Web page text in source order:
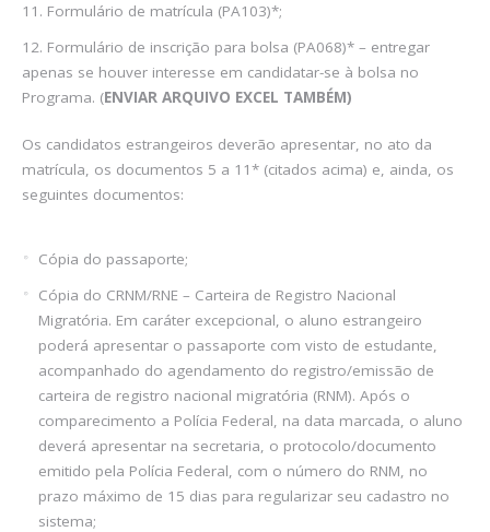
Formulário de matrícula (PA103)*;
Formulário de inscrição para bolsa (PA068)* – entregar
apenas se houver interesse em candidatar-se à bolsa no
Programa. (ENVIAR ARQUIVO EXCEL TAMBÉM)
Os candidatos estrangeiros deverão apresentar, no ato da
matrícula, os documentos 5 a 11* (citados acima) e, ainda, os
seguintes documentos:
Cópia do passaporte;
Cópia do CRNM/RNE – Carteira de Registro Nacional
Migratória. Em caráter excepcional, o aluno estrangeiro
poderá apresentar o passaporte com visto de estudante,
acompanhado do agendamento do registro/emissão de
carteira de registro nacional migratória (RNM). Após o
comparecimento a Polícia Federal, na data marcada, o aluno
deverá apresentar na secretaria, o protocolo/documento
emitido pela Polícia Federal, com o número do RNM, no
prazo máximo de 15 dias para regularizar seu cadastro no
sistema;